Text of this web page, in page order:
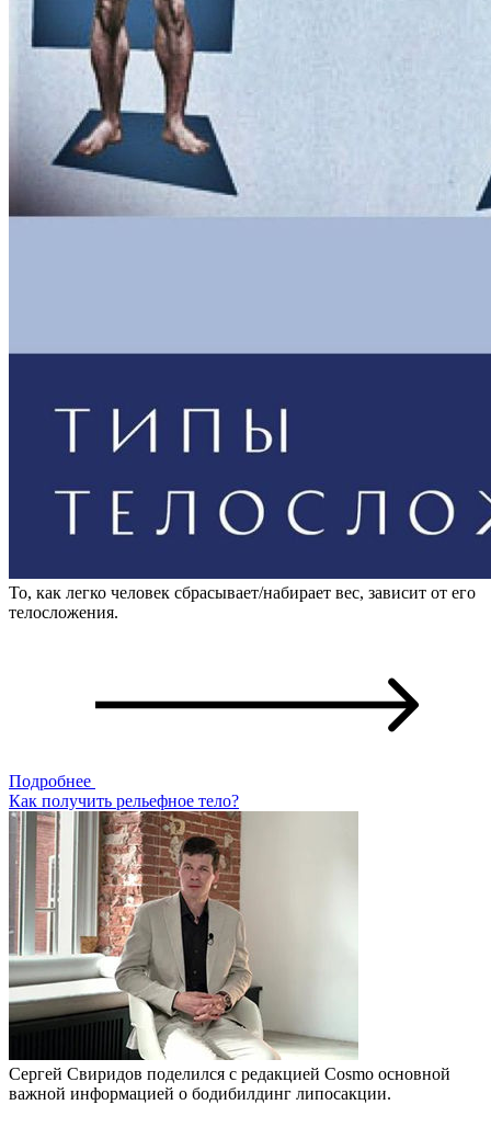
То, как легко человек сбрасывает/набирает вес, зависит от его
телосложения.
Подробнее
Как получить рельефное тело?
Сергей Свиридов поделился с редакцией Cosmo основной
важной информацией о бодибилдинг липосакции.